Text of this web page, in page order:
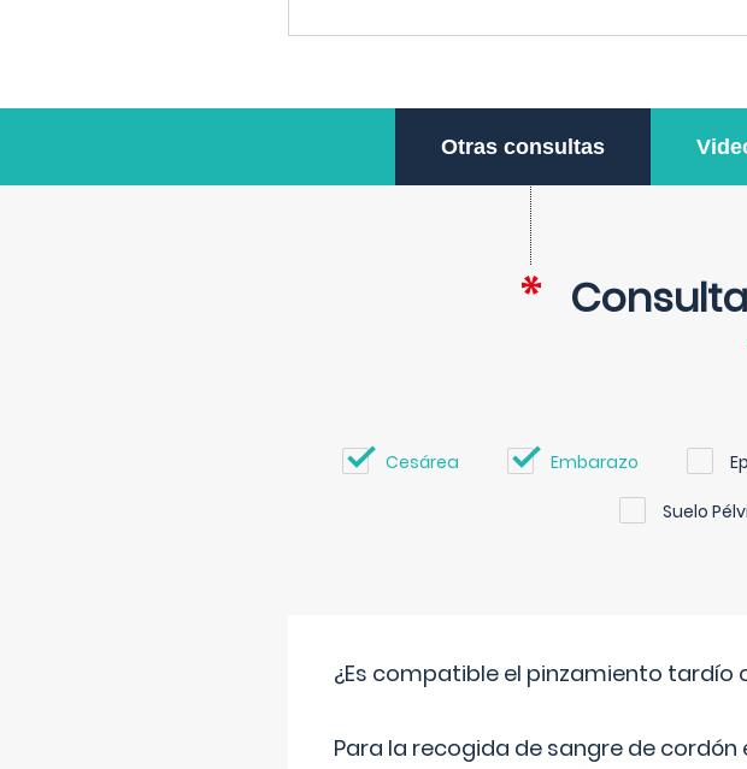
Otras consultas
Cesárea Embarazo
Suelo
¿Es compatible el pinzamiento tardío
Para la recogida de sangre de